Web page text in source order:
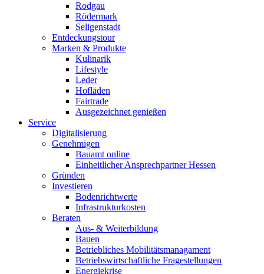
Rodgau
Rödermark
Seligenstadt
Entdeckungstour
Marken & Produkte
Kulinarik
Lifestyle
Leder
Hofläden
Fairtrade
Ausgezeichnet genießen
Service
Digitalisierung
Genehmigen
Bauamt online
Einheitlicher Ansprechpartner Hessen
Gründen
Investieren
Bodenrichtwerte
Infrastrukturkosten
Beraten
Aus- & Weiterbildung
Bauen
Betriebliches Mobilitätsmanagament
Betriebswirtschaftliche Fragestellungen
Energiekrise